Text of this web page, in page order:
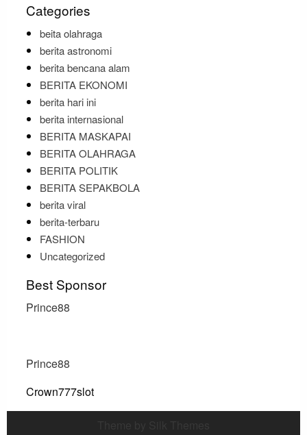
Categories
beita olahraga
berita astronomi
berita bencana alam
BERITA EKONOMI
berita hari ini
berita internasional
BERITA MASKAPAI
BERITA OLAHRAGA
BERITA POLITIK
BERITA SEPAKBOLA
berita viral
berita-terbaru
FASHION
Uncategorized
Best Sponsor
Prince88
Prince88
Crown777slot